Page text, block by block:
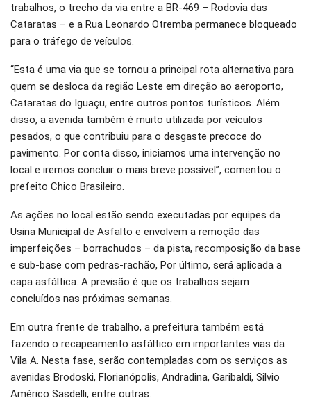
trabalhos, o trecho da via entre a BR-469 – Rodovia das
Cataratas – e a Rua Leonardo Otremba permanece bloqueado
para o tráfego de veículos.
“Esta é uma via que se tornou a principal rota alternativa para
quem se desloca da região Leste em direção ao aeroporto,
Cataratas do Iguaçu, entre outros pontos turísticos. Além
disso, a avenida também é muito utilizada por veículos
pesados, o que contribuiu para o desgaste precoce do
pavimento. Por conta disso, iniciamos uma intervenção no
local e iremos concluir o mais breve possível”, comentou o
prefeito Chico Brasileiro.
As ações no local estão sendo executadas por equipes da
Usina Municipal de Asfalto e envolvem a remoção das
imperfeições – borrachudos – da pista, recomposição da base
e sub-base com pedras-rachão, Por último, será aplicada a
capa asfáltica. A previsão é que os trabalhos sejam
concluídos nas próximas semanas.
Em outra frente de trabalho, a prefeitura também está
fazendo o recapeamento asfáltico em importantes vias da
Vila A. Nesta fase, serão contempladas com os serviços as
avenidas Brodoski, Florianópolis, Andradina, Garibaldi, Silvio
Américo Sasdelli, entre outras.